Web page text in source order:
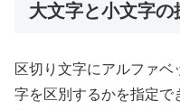
大文字と小文字の
区切り文字にアルファ
字を区別するかを指定で